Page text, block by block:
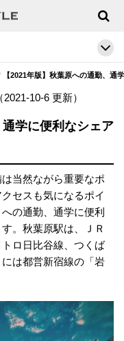
【2021年版】秋葉原への通勤、通
2021-10-6更新）
通学に便利なシェア
当然ながら重要なポ
セスも気になるポイ
の通勤、通学に便利
。秋葉原駅は、ＪＲ
ロ日比谷線、つくば
は都営新宿線の「岩